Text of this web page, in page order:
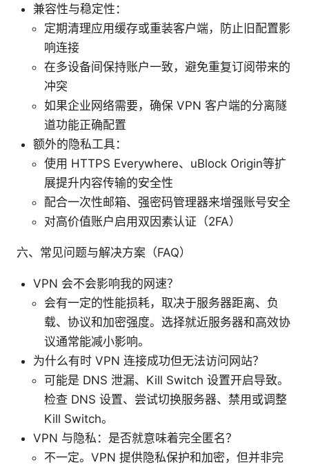
兼容性与稳定性：
定期清理应用缓存或重装客户端，防止旧配置影
响连接
在多设备间保持账户一致，避免重复订阅带来的
冲突
如果企业网络需要，确保 VPN 客户端的分离隧
道功能正确配置
额外的隐私工具：
使用 HTTPS Everywhere、uBlock Origin等扩
展提升内容传输的安全性
配合一次性邮箱、强密码管理器来增强账号安全
对高价值账户启用双因素认证（2FA）
六、常见问题与解决方案（FAQ）
VPN 会不会影响我的网速？
会有一定的性能损耗，取决于服务器距离、负
载、协议和加密强度。选择就近服务器和高效协
议通常能减小影响。
为什么有时 VPN 连接成功但无法访问网站？
可能是 DNS 泄漏、Kill Switch 设置开启导致。
检查 DNS 设置、尝试切换服务器、禁用或调整
Kill Switch。
VPN 与隐私：是否就意味着完全匿名？
不一定。VPN 提供隐私保护和加密，但并非完